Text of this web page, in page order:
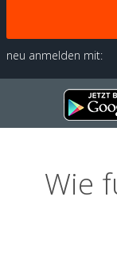
neu anmelden mit:
Wie